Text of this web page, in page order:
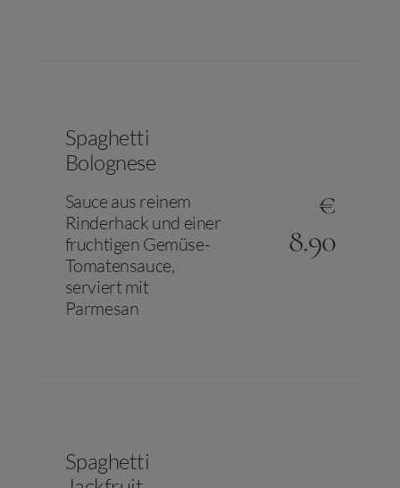
Spaghetti
Bolognese
Sauce aus reinem
Rinderhack und einer
fruchtigen Gemüse-
Tomatensauce,
serviert mit
Parmesan
€
8.90
Spaghetti